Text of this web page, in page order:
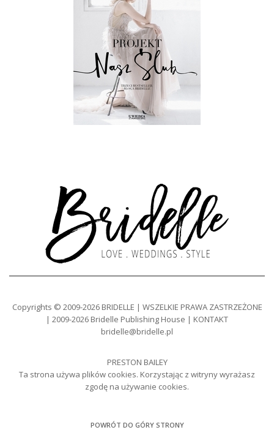
Copyrights © 2009-2026 BRIDELLE | WSZELKIE PRAWA ZASTRZEŻONE
| 2009-2026 Bridelle Publishing House | KONTAKT
bridelle@bridelle.pl
PRESTON BAILEY
Ta strona używa plików cookies. Korzystając z witryny wyrażasz
zgodę na używanie cookies.
POWRÓT DO GÓRY STRONY